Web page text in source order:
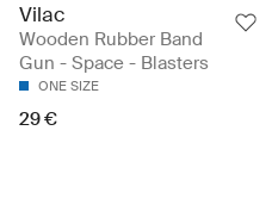
Vilac
Wooden Rubber Band
Gun - Space - Blasters
ONE SIZE
29 €